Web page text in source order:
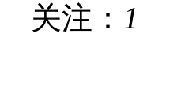
关注： 1